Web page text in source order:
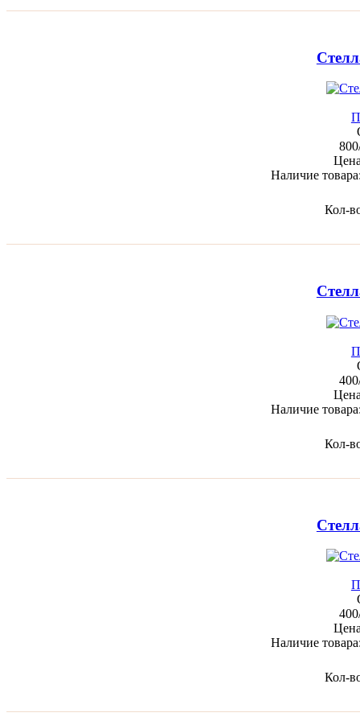
Наличие
Кол-
Наличие
Кол-
Наличие
Кол-